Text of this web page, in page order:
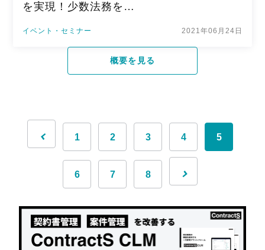
を実現！少数法務を…
イベント・セミナー 2021年06月24日
概要を見る
1 2 3 4 5
6 7 8